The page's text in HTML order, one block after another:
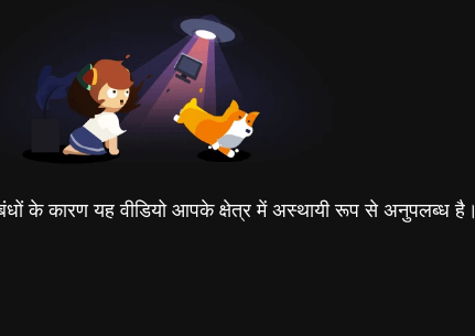
के कारण यह वीडियो आपके क्षेत्र में अस्थायी रूप से अनुपलब्ध है।